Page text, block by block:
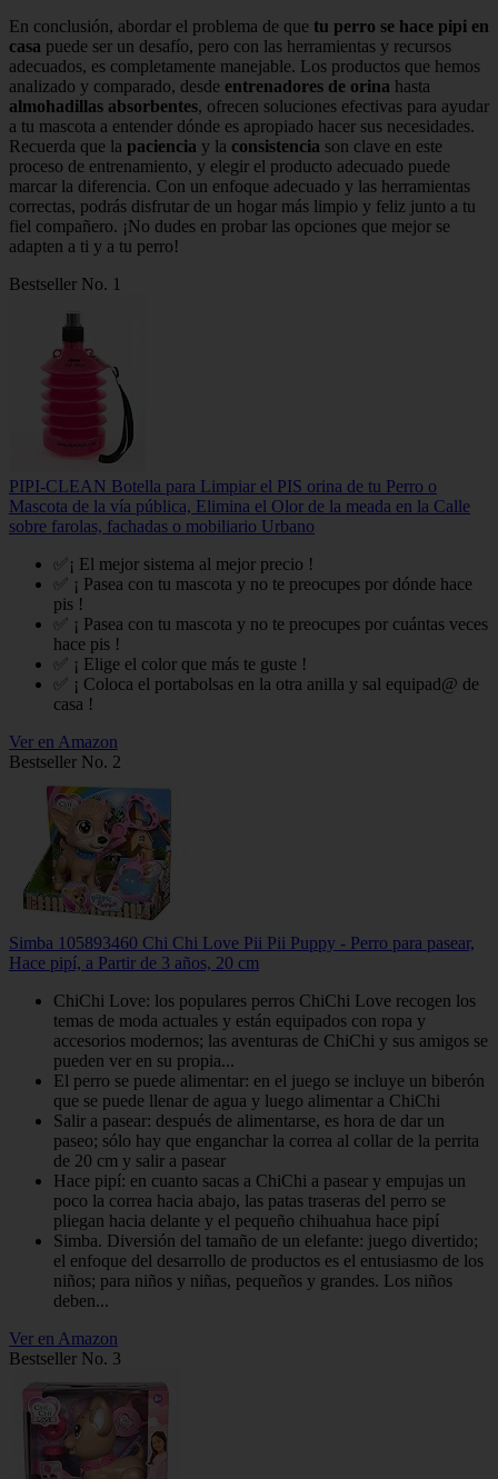
En conclusión, abordar el problema de que tu perro se hace pipi en
casa puede ser un desafío, pero con las herramientas y recursos
adecuados, es completamente manejable. Los productos que hemos
analizado y comparado, desde entrenadores de orina hasta
almohadillas absorbentes, ofrecen soluciones efectivas para ayudar
a tu mascota a entender dónde es apropiado hacer sus necesidades.
Recuerda que la paciencia y la consistencia son clave en este
proceso de entrenamiento, y elegir el producto adecuado puede
marcar la diferencia. Con un enfoque adecuado y las herramientas
correctas, podrás disfrutar de un hogar más limpio y feliz junto a tu
fiel compañero. ¡No dudes en probar las opciones que mejor se
adapten a ti y a tu perro!
Bestseller No. 1
PIPI-CLEAN Botella para Limpiar el PIS orina de tu Perro o
Mascota de la vía pública, Elimina el Olor de la meada en la Calle
sobre farolas, fachadas o mobiliario Urbano
✅¡ El mejor sistema al mejor precio !
✅ ¡ Pasea con tu mascota y no te preocupes por dónde hace
pis !
✅ ¡ Pasea con tu mascota y no te preocupes por cuántas veces
hace pis !
✅ ¡ Elige el color que más te guste !
✅ ¡ Coloca el portabolsas en la otra anilla y sal equipad@ de
casa !
Ver en Amazon
Bestseller No. 2
Simba 105893460 Chi Chi Love Pii Pii Puppy - Perro para pasear,
Hace pipí, a Partir de 3 años, 20 cm
ChiChi Love: los populares perros ChiChi Love recogen los
temas de moda actuales y están equipados con ropa y
accesorios modernos; las aventuras de ChiChi y sus amigos se
pueden ver en su propia...
El perro se puede alimentar: en el juego se incluye un biberón
que se puede llenar de agua y luego alimentar a ChiChi
Salir a pasear: después de alimentarse, es hora de dar un
paseo; sólo hay que enganchar la correa al collar de la perrita
de 20 cm y salir a pasear
Hace pipí: en cuanto sacas a ChiChi a pasear y empujas un
poco la correa hacia abajo, las patas traseras del perro se
pliegan hacia delante y el pequeño chihuahua hace pipí
Simba. Diversión del tamaño de un elefante: juego divertido;
el enfoque del desarrollo de productos es el entusiasmo de los
niños; para niños y niñas, pequeños y grandes. Los niños
deben...
Ver en Amazon
Bestseller No. 3